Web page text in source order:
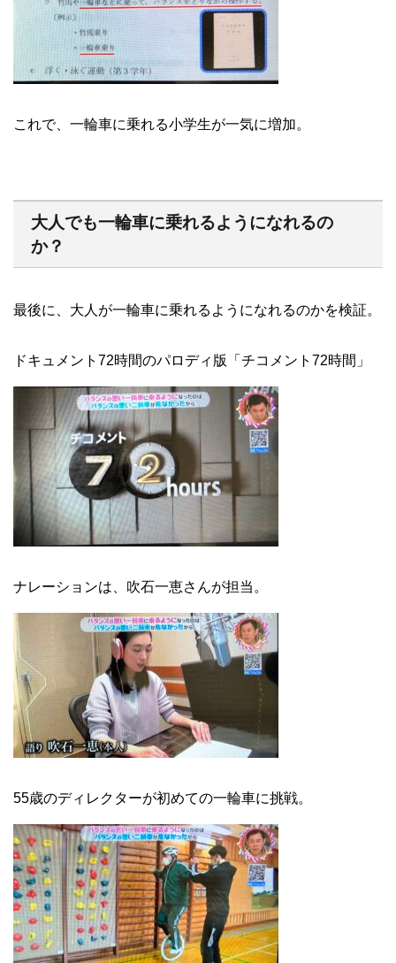
これで、一輪車に乗れる小学生が一気に増加。
大人でも一輪車に乗れるようになれるの
か？
最後に、大人が一輪車に乗れるようになれるのかを検証。
ドキュメント72時間のパロディ版「チコメント72時間」
ナレーションは、吹石一恵さんが担当。
55歳のディレクターが初めての一輪車に挑戦。